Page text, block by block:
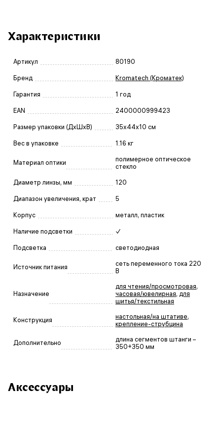
Характеристики
Артикул 80190
Бренд Kromatech (Кроматек)
Гарантия 1 год
EAN 2400000999423
Размер упаковки (ДxШxВ) 35x44x10 см
Вес в упаковке 1.16 кг
Материал оптики
полимерное оптическое
стекло
Диаметр линзы, мм 120
Диапазон увеличения, крат 5
Корпус металл, пластик
Наличие подсветки ✓
Подсветка светодиодная
Источник питания
сеть переменного тока 220
В
Назначение
для чтения/просмотровая,
часовая/ювелирная, для
шитья/текстильная
Конструкция настольная/на штативе,
крепление-струбцина
Дополнительно
длина сегментов штанги –
350+350 мм
Аксессуары